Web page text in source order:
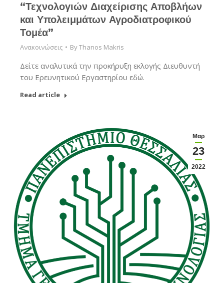
“Τεχνολογιών Διαχείρισης Αποβλήων
και Υπολειμμάτων Αγροδιατροφικού
Τομέα”
Ανακοινώσεις ByThanos Makris
Δείτε αναλυτικά την προκήρυξη εκλογής Διευθυντή
του Ερευνητικού Εργαστηρίου εδώ.
Read article
Μαρ
23
2022